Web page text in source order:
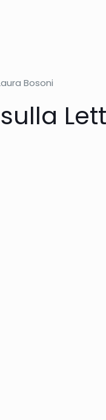
Bosoni